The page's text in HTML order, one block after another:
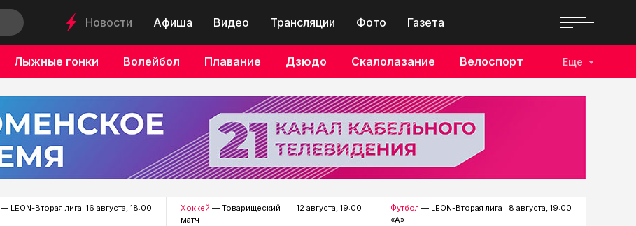
Новости Афиша Видео Трансляции Фото Газета
Лыжные гонки Волейбол Плавание Дзюдо Скалолазание Велоспорт Еще
— LEON-Вторая лига 16 августа, 18:00 Хоккей — Товарищеский
матч
12 августа, 19:00 Футбол — LEON-Вторая лига
«А»
8 августа, 19:00